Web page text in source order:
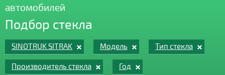
автомобилей
Подбор стекла
SINOTRUK SITRAK Модель Тип стекла
Производитель стекла Год